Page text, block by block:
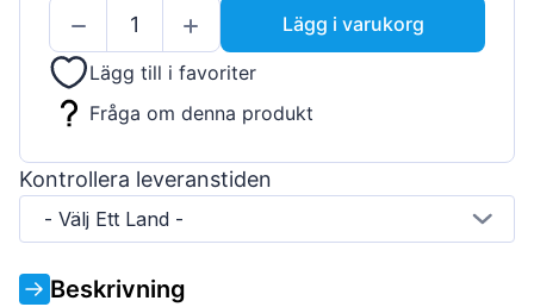
Lägg i varukorg
Lägg till i favoriter
Fråga om denna produkt
Kontrollera leveranstiden
- Välj Ett Land -
Beskrivning